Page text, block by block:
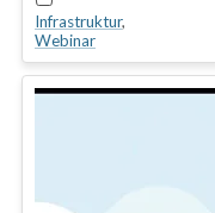
Infrastruktur,
Webinar